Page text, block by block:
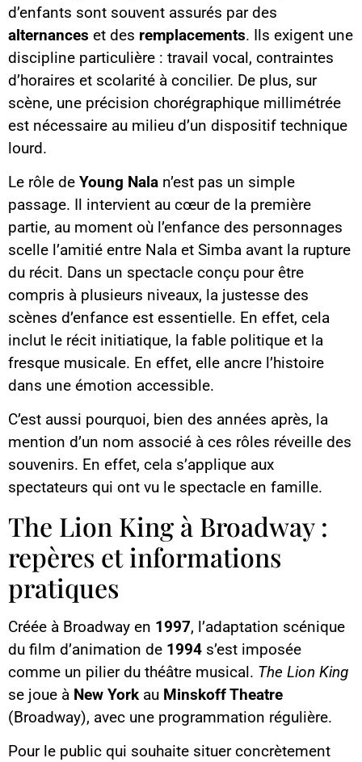
d’enfants sont souvent assurés par des
alternances et des remplacements. Ils exigent une
discipline particulière : travail vocal, contraintes
d’horaires et scolarité à concilier. De plus, sur
scène, une précision chorégraphique millimétrée
est nécessaire au milieu d’un dispositif technique
lourd.
Le rôle de Young Nala n’est pas un simple
passage. Il intervient au cœur de la première
partie, au moment où l’enfance des personnages
scelle l’amitié entre Nala et Simba avant la rupture
du récit. Dans un spectacle conçu pour être
compris à plusieurs niveaux, la justesse des
scènes d’enfance est essentielle. En effet, cela
inclut le récit initiatique, la fable politique et la
fresque musicale. En effet, elle ancre l’histoire
dans une émotion accessible.
C’est aussi pourquoi, bien des années après, la
mention d’un nom associé à ces rôles réveille des
souvenirs. En effet, cela s’applique aux
spectateurs qui ont vu le spectacle en famille.
The Lion King à Broadway :
repères et informations
pratiques
Créée à Broadway en 1997, l’adaptation scénique
du film d’animation de 1994 s’est imposée
comme un pilier du théâtre musical. The Lion King
se joue à New York au Minskoff Theatre
(Broadway), avec une programmation régulière.
Pour le public qui souhaite situer concrètement